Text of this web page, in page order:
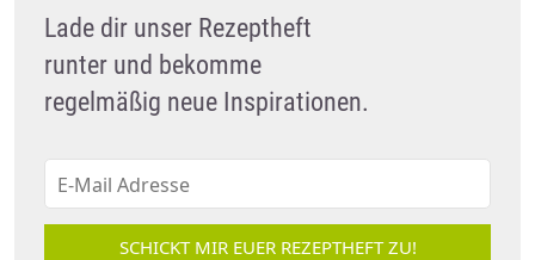
Lade dir unser Rezeptheft
runter und bekomme
regelmäßig neue Inspirationen.
SCHICKT MIR EUER REZEPTHEFT ZU!